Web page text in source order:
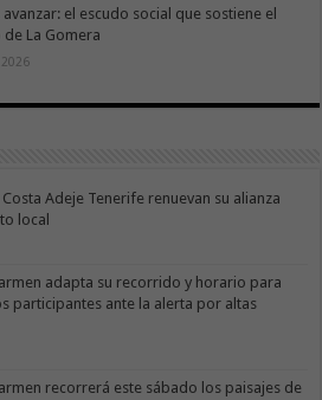
avanzar: el escudo social que sostiene el
La Gomera
Adeje Tenerife renuevan su alianza
local
adapta su recorrido y horario para
participantes ante la alerta por altas
recorrerá este sábado los paisajes de